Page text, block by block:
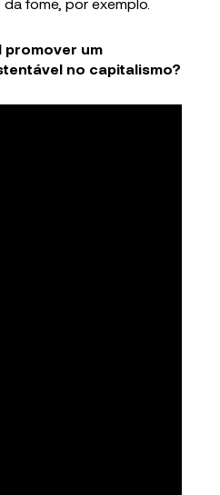
promover um
no capitalismo?